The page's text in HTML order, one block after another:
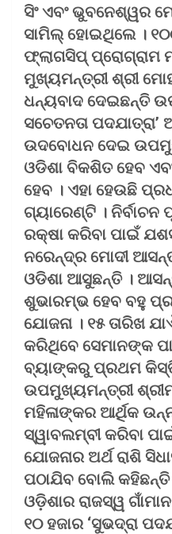
ସିଂ ଏବଂ ଭୁବନେଶ୍ୱର
ସାମିଲ୍‌ ହୋଇଥିଲେ ।
ଫ୍ଲାଗସିପ୍‌ ପ୍ରୋଗ୍ରାମ
ମୁଖ୍ୟମନ୍ତ୍ରୀ ଶ୍ରୀ
ଧନ୍ୟବାଦ ଦେଇଛନ୍ତି
ସଚେତନତା
ଉଦବୋଧନ ଦେଇ
ଓଡିଶା ବିକଶିତ ହେବ
ହେବ । ଏହା ହେଉଛି
ଗ୍ୟାରେଣ୍ଟି । ନିର୍ବାଚନ
ରକ୍ଷା କରିବା ପାଇଁ
ନରେନ୍ଦ୍ର ମୋଦୀ
ଓଡିଶା ଆସୁଛନ୍ତି ।
ଶୁଭାରମ୍ଭ ହେବ ବହୁ
ଯୋଜନା । ୧୫ ତାରିଖ
କରିଥିବେ ସେମାନଙ୍କ
ବ୍ୟାଙ୍କରୁ ପ୍ରଥମ
ଉପମୁଖ୍ୟମନ୍ତ୍ରୀ
ମହିଳାଙ୍କର ଆର୍ଥିକ
ସ୍ୱାବଲମ୍ବୀ କରିବା
ଯୋଜନାର ଅର୍ଥ ରାଶି
ପଠାଯିବ ବୋଲି
ଓଡ଼ିଶାର ରାଜସ୍ୱ
୧୦ ହଜାର ‘ସୁଭଦ୍ରା